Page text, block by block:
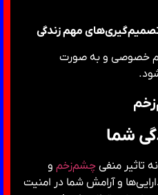
مهم زندگی
خصوصی و به صورت
شما
تاثیر منفی چشم‌زخم و
و آرامش شما در امنیت